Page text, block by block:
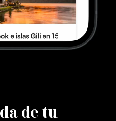
de tu